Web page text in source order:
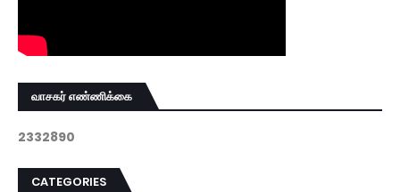
வாசகர் எண்ணிக்கை
2332890
CATEGORIES